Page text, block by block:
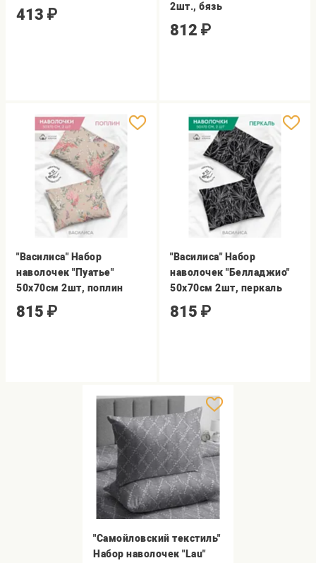
413 ₽
2шт., бязь
812 ₽
"Василиса" Набор
наволочек "Пуатье"
50х70см 2шт, поплин
815 ₽
"Василиса" Набор
наволочек "Белладжио"
50х70см 2шт, перкаль
815 ₽
"Самойловский текстиль"
Набор наволочек "Lau"